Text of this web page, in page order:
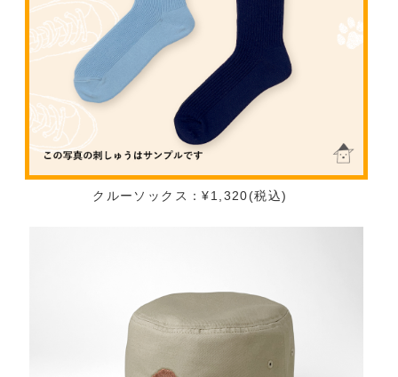
クルーソックス：¥1,320(税込)